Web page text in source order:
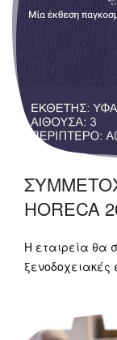
HORECA
Η εταιρεία θα
ξενοδοχειακές